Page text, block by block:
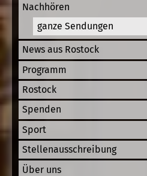
Nachhören
ganze Sendungen
News aus Rostock
Programm
Rostock
Spenden
Sport
Stellenausschreibung
Über uns